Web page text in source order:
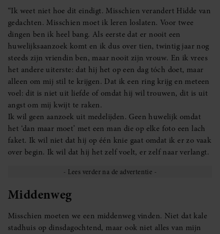
“Ik weet niet hoe dit eindigt. Misschien verandert Hidde van
gedachten. Misschien moet ik leren loslaten. Voor twee
dingen ben ik heel bang. Als eerste dat er nooit een
huwelijksaanzoek komt en ik dus over tien, twintig jaar nog
steeds zijn vriendin ben, maar nooit zijn vrouw. En ik vrees
het andere uiterste: dat hij het op een dag tóch doet, maar
alleen om mij stil te krijgen. Dat ik een ring krijg en meteen
voel: dit is niet uit liefde of omdat hij wil trouwen, dit is uit
angst om mij kwijt te raken.
Ik wil geen aanzoek uit medelijden. Geen huwelijk omdat
het ‘dan maar moet’ met een man die op elke foto een lach
faket. Ik wil niet dat hij op één knie gaat omdat ik er zo vaak
over begin. Ik wil dat hij het zelf voelt, er zelf naar verlangt.
Middenweg
Misschien moeten we een middenweg vinden. Niet dat kale
stadhuis op dinsdagochtend, maar ook niet alles van mijn